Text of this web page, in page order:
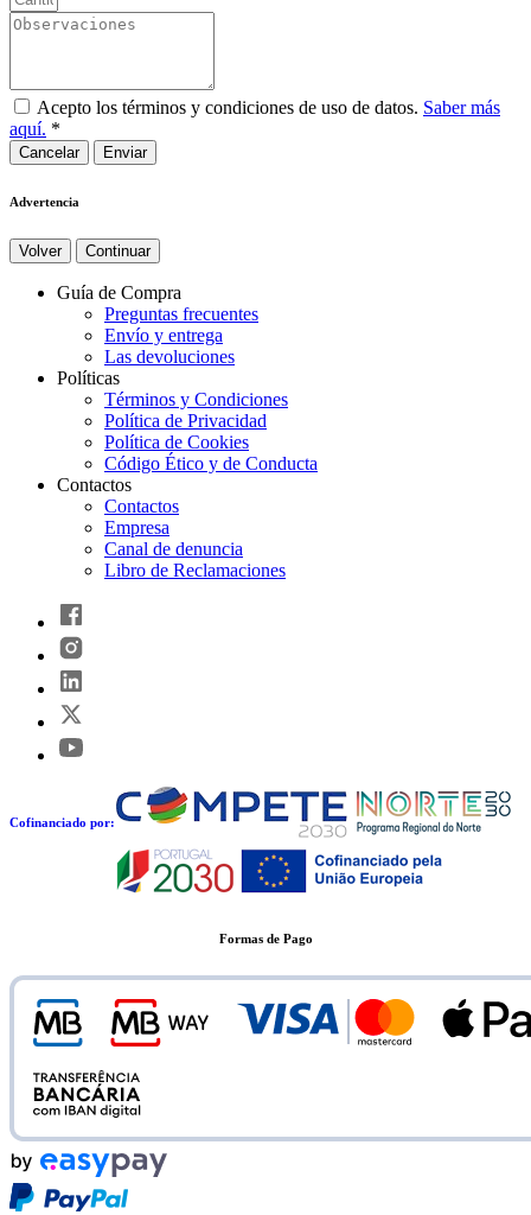
Acepto los términos y condiciones de uso de datos. Saber más
aquí. *
Cancelar
Advertencia
Volver Continuar
Guía de Compra
Preguntas frecuentes
Envío y entrega
Las devoluciones
Políticas
Términos y Condiciones
Política de Privacidad
Política de Cookies
Código Ético y de Conducta
Contactos
Contactos
Empresa
Canal de denuncia
Libro de Reclamaciones
Cofinanciado por:
Formas de Pago